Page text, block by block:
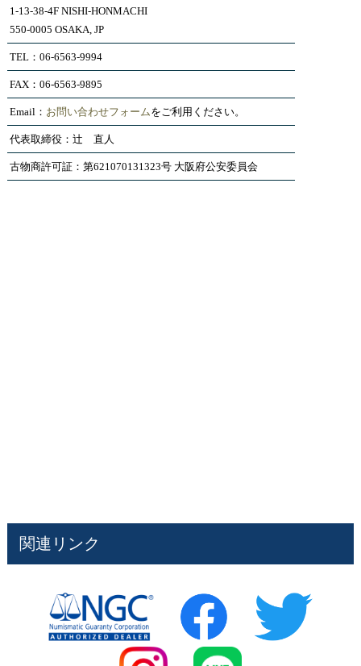
1-13-38-4F NISHI-HONMACHI
550-0005 OSAKA, JP
TEL：06-6563-9994
FAX：06-6563-9895
Email： お問い合わせフォームをご利用ください。
代表取締役：辻 直人
古物商許可証：第621070131323号 大阪府公安委員会
関連リンク